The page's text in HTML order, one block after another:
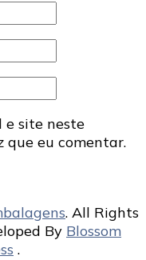
e site neste
que eu comentar.
. All Rights
By Blossom
.